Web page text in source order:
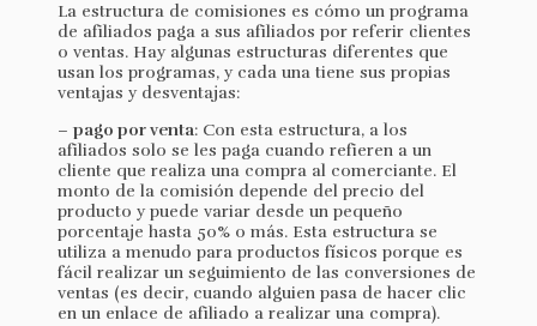
La estructura de comisiones es cómo un programa
de afiliados paga a sus afiliados por referir clientes
o ventas. Hay algunas estructuras diferentes que
usan los programas, y cada una tiene sus propias
ventajas y desventajas:
– pago por venta: Con esta estructura, a los
afiliados solo se les paga cuando refieren a un
cliente que realiza una compra al comerciante. El
monto de la comisión depende del precio del
producto y puede variar desde un pequeño
porcentaje hasta 50% o más. Esta estructura se
utiliza a menudo para productos físicos porque es
fácil realizar un seguimiento de las conversiones de
ventas (es decir, cuando alguien pasa de hacer clic
en un enlace de afiliado a realizar una compra).